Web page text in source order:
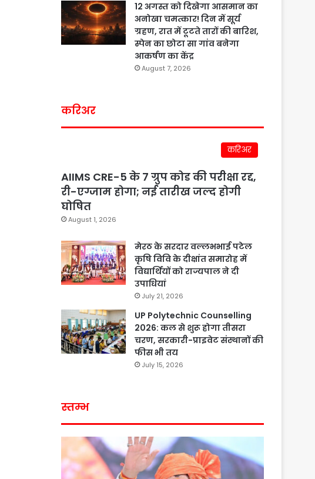
12 अगस्त को दिखेगा आसमान का
अनोखा चमत्कार! दिन में सूर्य
ग्रहण, रात में टूटते तारों की बारिश,
स्पेन का छोटा सा गांव बनेगा
आकर्षण का केंद्र
August 7, 2026
करिअर
करिअर
AIIMS CRE-5 के 7 ग्रुप कोड की परीक्षा रद्द,
री-एग्जाम होगा; नई तारीख जल्द होगी
घोषित
August 1, 2026
मेरठ के सरदार वल्लभभाई पटेल
कृषि विवि के दीक्षांत समारोह में
विद्यार्थियों को राज्यपाल ने दी
उपाधियां
July 21, 2026
UP Polytechnic Counselling
2026: कल से शुरू होगा तीसरा
चरण, सरकारी-प्राइवेट संस्थानों की
फीस भी तय
July 15, 2026
स्तम्भ